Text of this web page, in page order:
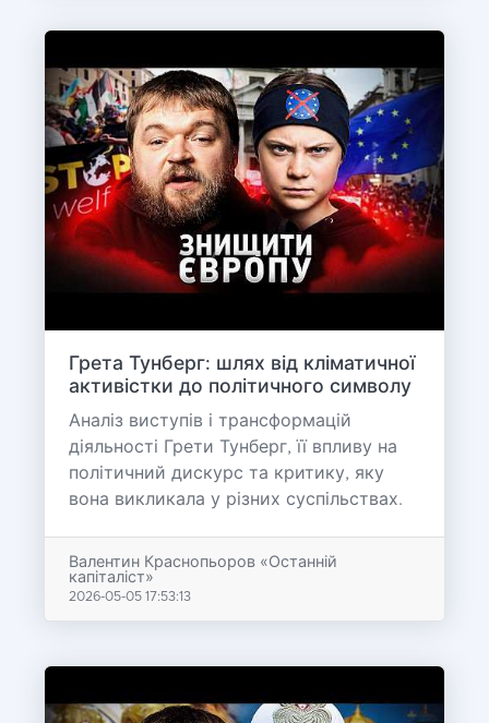
Грета Тунберг: шлях від кліматичної
активістки до політичного символу
Аналіз виступів і трансформацій
діяльності Грети Тунберг, її впливу на
політичний дискурс та критику, яку
вона викликала у різних суспільствах.
Валентин Краснопьоров «Останній
капіталіст»
2026-05-05 17:53:13